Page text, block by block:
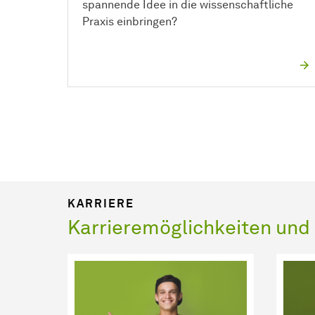
spannende Idee in die wissenschaftliche
Praxis einbringen?
KARRIERE
Karrieremöglichkeiten